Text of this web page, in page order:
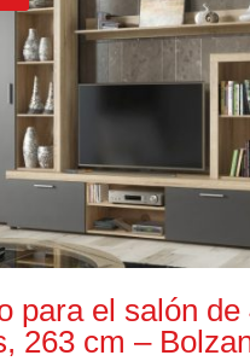
para el salón de
263 cm –